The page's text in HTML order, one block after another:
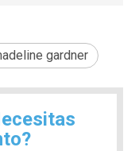
gardner